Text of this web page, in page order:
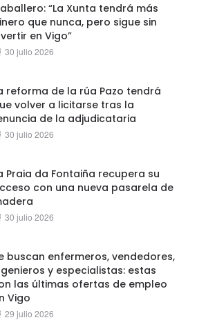
“La Xunta tendrá más
que nunca, pero sigue sin
en Vigo”
Posted
30 julio 2026
reforma de la rúa Pazo tendrá
volver a licitarse tras la
de la adjudicataria
Posted
30 julio 2026
Praia da Fontaiña recupera su
con una nueva pasarela de
Posted
30 julio 2026
buscan enfermeros, vendedores,
y especialistas: estas
las últimas ofertas de empleo
Vigo
Posted
29 julio 2026